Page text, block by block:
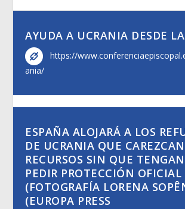
AYUDA A UCRANIA DESDE
https://
ania/
ESPAÑA ALOJARÁ A LOS
DE UCRANIA QUE
RECURSOS SIN QUE
PEDIR PROTECCIÓN OFICIAL
(FOTOGRAFÍA LORENA
(EUROPA PRESS